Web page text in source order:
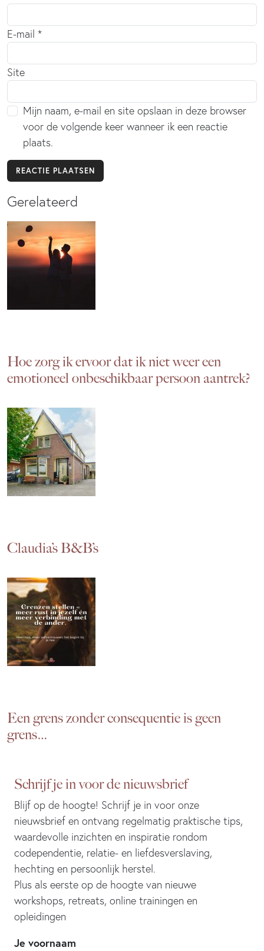
E-mail *
Site
Mijn naam, e-mail en site opslaan in deze browser
voor de volgende keer wanneer ik een reactie
plaats.
Gerelateerd
Hoe zorg ik ervoor dat ik niet weer een
emotioneel onbeschikbaar persoon aantrek?
Claudia’s B&B’s
Een grens zonder consequentie is geen
grens…
Schrijf je in voor de nieuwsbrief
Blijf op de hoogte! Schrijf je in voor onze
nieuwsbrief en ontvang regelmatig praktische tips,
waardevolle inzichten en inspiratie rondom
codependentie, relatie- en liefdesverslaving,
hechting en persoonlijk herstel.
Plus als eerste op de hoogte van nieuwe
workshops, retreats, online trainingen en
opleidingen
Je voornaam